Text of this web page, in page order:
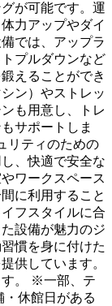
が可能です。運
力アップやダイ
では、アップラ
プルダウンなど
えることができ
ン）やストレッ
も用意し、トレ
サポートしま
リティのための
、快適で安全な
ワークスペース
に利用すること
フスタイルに合
設備が魅力のジ
慣を身に付けた
供しています。
。 ※一部、テ
休館日がある